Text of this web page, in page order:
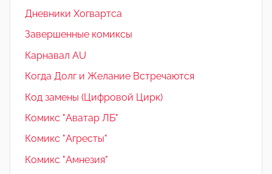
Дневники Хогвартса
Завершенные комиксы
Карнавал AU
Когда Долг и Желание Встречаются
Код замены (Цифровой Цирк)
Комикс "Аватар ЛБ"
Комикс "Агресты"
Комикс "Амнезия"